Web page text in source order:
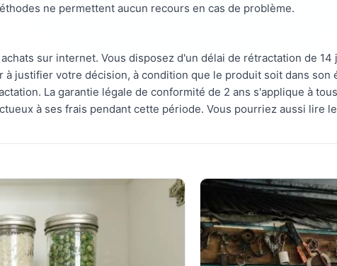
ne permettent aucun recours en cas de problème.
sur internet. Vous disposez d'un délai de rétractation de
justifier votre décision, à condition que le produit soit dans
La garantie légale de conformité de 2 ans s'applique à
à ses frais pendant cette période. Vous pourriez aussi lire